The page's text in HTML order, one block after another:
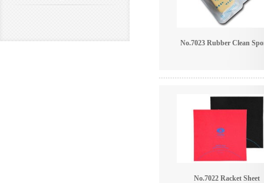
No.7023 Rubber Clean
No.7022 Racket Sheet